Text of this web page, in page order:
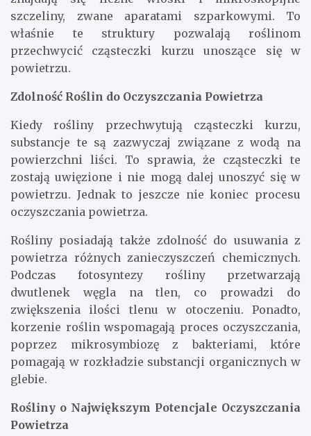
szczeliny, zwane aparatami szparkowymi. To
właśnie te struktury pozwalają roślinom
przechwycić cząsteczki kurzu unoszące się w
powietrzu.
Zdolność Roślin do Oczyszczania Powietrza
Kiedy rośliny przechwytują cząsteczki kurzu,
substancje te są zazwyczaj związane z wodą na
powierzchni liści. To sprawia, że cząsteczki te
zostają uwięzione i nie mogą dalej unoszyć się w
powietrzu. Jednak to jeszcze nie koniec procesu
oczyszczania powietrza.
Rośliny posiadają także zdolność do usuwania z
powietrza różnych zanieczyszczeń chemicznych.
Podczas fotosyntezy rośliny przetwarzają
dwutlenek węgla na tlen, co prowadzi do
zwiększenia ilości tlenu w otoczeniu. Ponadto,
korzenie roślin wspomagają proces oczyszczania,
poprzez mikrosymbiozę z bakteriami, które
pomagają w rozkładzie substancji organicznych w
glebie.
Rośliny o Największym Potencjale Oczyszczania
Powietrza